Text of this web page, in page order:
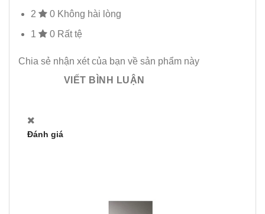
2 0 Không hài lòng
1 0 Rất tệ
Chia sẻ nhận xét của bạn về sản phẩm này
VIẾT BÌNH LUẬN
Đánh giá